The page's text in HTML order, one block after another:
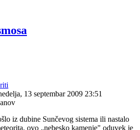
13 septembar 2009 23:51
iz dubine Sunčevog sistema ili nastalo
ovo „nebesko kamenje" oduvek je